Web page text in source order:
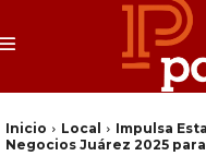
Inicio Local
Impulsa
Negocios Juárez 2025